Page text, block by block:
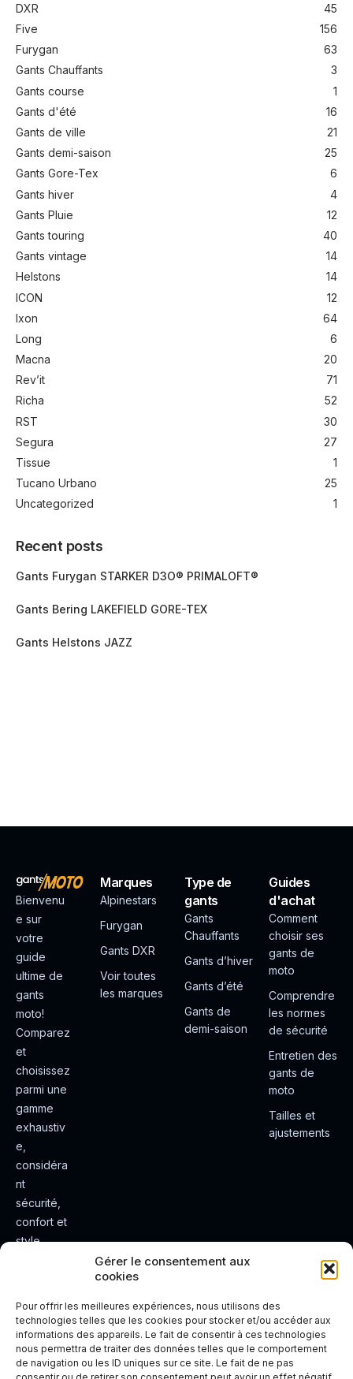
Gérer le consentement aux
cookies
Pour offrir les meilleures expériences, nous utilisons des
technologies telles que les cookies pour stocker et/ou accéder aux
informations des appareils. Le fait de consentir à ces technologies
nous permettra de traiter des données telles que le comportement
de navigation ou les ID uniques sur ce site. Le fait de ne pas
DXR
45
Five
156
Furygan
63
Gants Chauffants
3
Gants course
1
Gants d'été
16
Gants de ville
21
Gants demi-saison
25
Gants Gore-Tex
6
Gants hiver
4
Gants Pluie
12
Gants touring
40
Gants vintage
14
Helstons
14
ICON
12
Ixon
64
Long
6
Macna
20
Rev’it
71
Richa
52
RST
30
Segura
27
Tissue
1
Tucano Urbano
25
Uncategorized
1
Recent posts
Gants Furygan STARKER D3O® PRIMALOFT®
Gants Bering LAKEFIELD GORE-TEX
Gants Helstons JAZZ
Bienvenu
e sur
votre
guide
ultime de
gants
moto!
Comparez
et
choisissez
parmi une
gamme
exhaustiv
e,
considéra
nt
sécurité,
confort et
style.
e de
conduite
plus sûre
et plus
Marques
Alpinestars
Furygan
Gants DXR
Voir toutes
les marques
Type de
gants
Gants
Chauffants
Gants d’hiver
Gants d’été
Gants de
demi-saison
Guides
d'achat
Comment
choisir ses
gants de
moto
Comprendre
les normes
de sécurité
Entretien des
gants de
moto
Tailles et
ajustements